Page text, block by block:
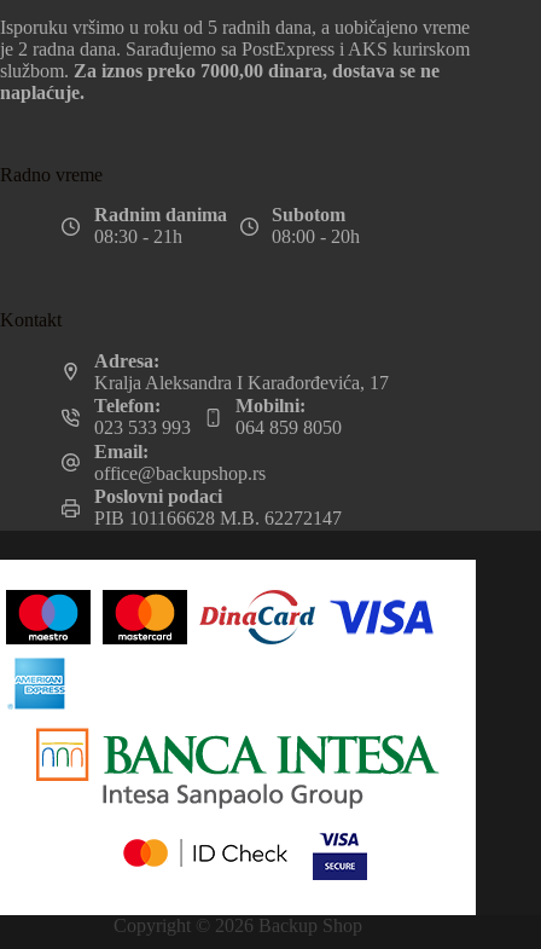
Isporuku vršimo u roku od 5 radnih dana, a uobičajeno vreme
je 2 radna dana. Sarađujemo sa PostExpress i AKS kurirskom
službom. Za iznos preko 7000,00 dinara, dostava se ne
naplaćuje.
Radno vreme
Radnim danima
08:30 - 21h
Subotom
08:00 - 20h
Kontakt
Adresa:
Kralja Aleksandra I Karađorđevića, 17
Telefon:
023 533 993
Mobilni:
064 859 8050
Email:
office@backupshop.rs
Poslovni podaci
PIB 101166628 M.B. 62272147
Copyright © 2026 Backup Shop